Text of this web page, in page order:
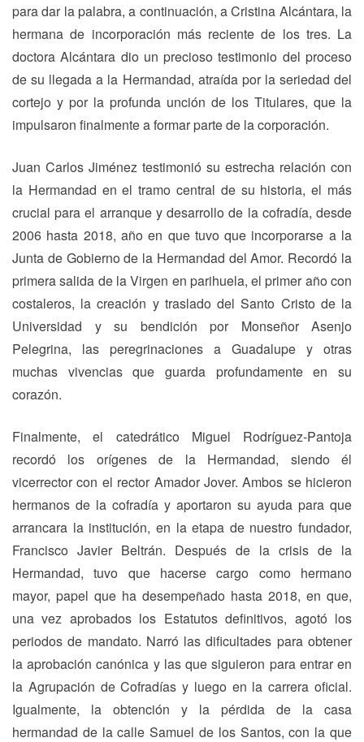
para dar la palabra, a continuación, a Cristina Alcántara, la
hermana de incorporación más reciente de los tres. La
doctora Alcántara dio un precioso testimonio del proceso
de su llegada a la Hermandad, atraída por la seriedad del
cortejo y por la profunda unción de los Titulares, que la
impulsaron finalmente a formar parte de la corporación.
Juan Carlos Jiménez testimonió su estrecha relación con
la Hermandad en el tramo central de su historia, el más
crucial para el arranque y desarrollo de la cofradía, desde
2006 hasta 2018, año en que tuvo que incorporarse a la
Junta de Gobierno de la Hermandad del Amor. Recordó la
primera salida de la Virgen en parihuela, el primer año con
costaleros, la creación y traslado del Santo Cristo de la
Universidad y su bendición por Monseñor Asenjo
Pelegrina, las peregrinaciones a Guadalupe y otras
muchas vivencias que guarda profundamente en su
corazón.
Finalmente, el catedrático Miguel Rodríguez-Pantoja
recordó los orígenes de la Hermandad, siendo él
vicerrector con el rector Amador Jover. Ambos se hicieron
hermanos de la cofradía y aportaron su ayuda para que
arrancara la institución, en la etapa de nuestro fundador,
Francisco Javier Beltrán. Después de la crisis de la
Hermandad, tuvo que hacerse cargo como hermano
mayor, papel que ha desempeñado hasta 2018, en que,
una vez aprobados los Estatutos definitivos, agotó los
periodos de mandato. Narró las dificultades para obtener
la aprobación canónica y las que siguieron para entrar en
la Agrupación de Cofradías y luego en la carrera oficial.
Igualmente, la obtención y la pérdida de la casa
hermandad de la calle Samuel de los Santos, con la que